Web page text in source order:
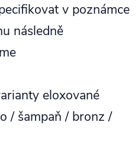
v poznámce
následně
eloxované
/ šampaň / bronz /